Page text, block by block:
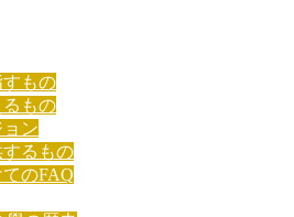
もの
もの
ン
るもの
のFAQ